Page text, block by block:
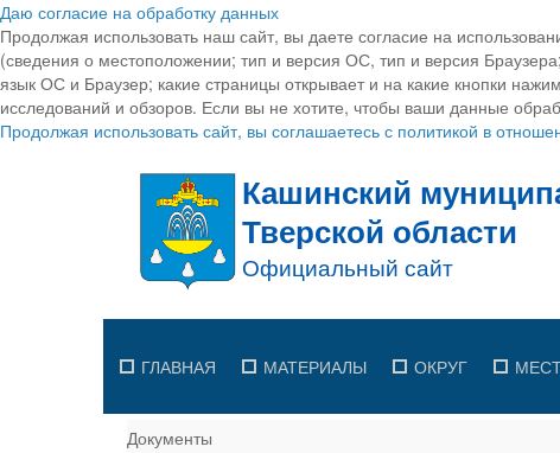
Даю согласие на обработку данных
Продолжая использовать наш сайт, вы даете согласие на
(сведения о местоположении; тип и версия ОС, тип и версия
язык ОС и Браузер; какие страницы открывает и на какие кнопки
исследований и обзоров. Если вы не хотите, чтобы ваши данные
Продолжая использовать сайт, вы соглашаетесь с политикой в
ГЛАВНАЯ МАТЕРИАЛЫ ОКРУГ
Документы